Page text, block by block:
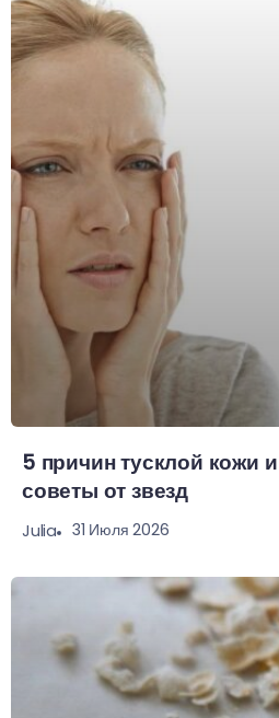
5 причин тусклой кожи
советы от звезд
Julia 31 Июля 2026